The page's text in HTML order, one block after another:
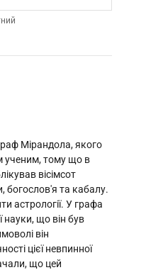
Мірандола, якого
ученим, тому що в
вісімсот
богослов'я та кабалу.
астрології. У графа
науки, що він був
він
цієї невпинної
що цей